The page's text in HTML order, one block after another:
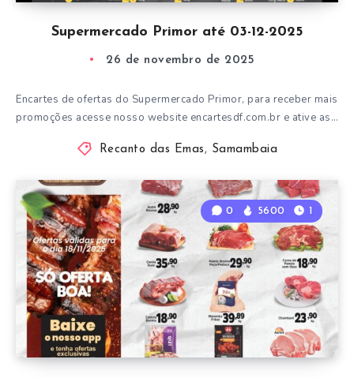
Supermercado Primor até 03-12-2025
26 de novembro de 2025
Encartes de ofertas do Supermercado Primor, para receber mais
promoções acesse nosso website encartesdf.com.br e ative as…
Recanto das Emas , Samambaia
0 5600 1